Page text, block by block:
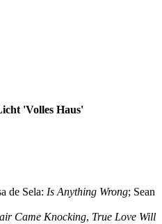
'Volles Haus'
de Sela: Is Anything Wrong; Sean
Came Knocking, True Love Will